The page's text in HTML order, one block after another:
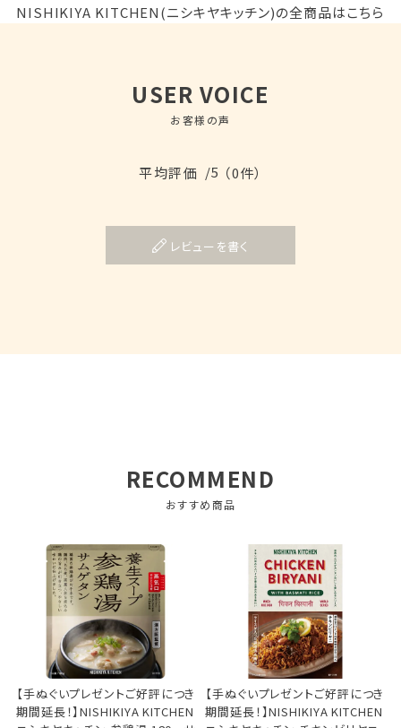
NISHIKIYA KITCHEN(ニシキヤキッチン)の全商品はこちら
USER VOICE
お客様の声
平均評価 /5 （0件）
レビューを書く
RECOMMEND
おすすめ商品
【手ぬぐいプレゼントご好評につき
期間延長！】NISHIKIYA KITCHEN
【手ぬぐいプレゼントご好評につき
期間延長！】NISHIKIYA KITCHEN